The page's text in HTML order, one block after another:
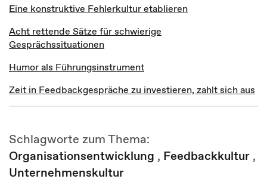
Eine konstruktive Fehlerkultur etablieren
Acht rettende Sätze für schwierige
Gesprächssituationen
Humor als Führungsinstrument
Zeit in Feedbackgespräche zu investieren, zahlt sich aus
Schlagworte zum Thema:
Organisationsentwicklung , Feedbackkultur ,
Unternehmenskultur